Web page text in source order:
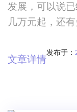
发展，可以说
几万元起，还
一试
发布于：
文章详情